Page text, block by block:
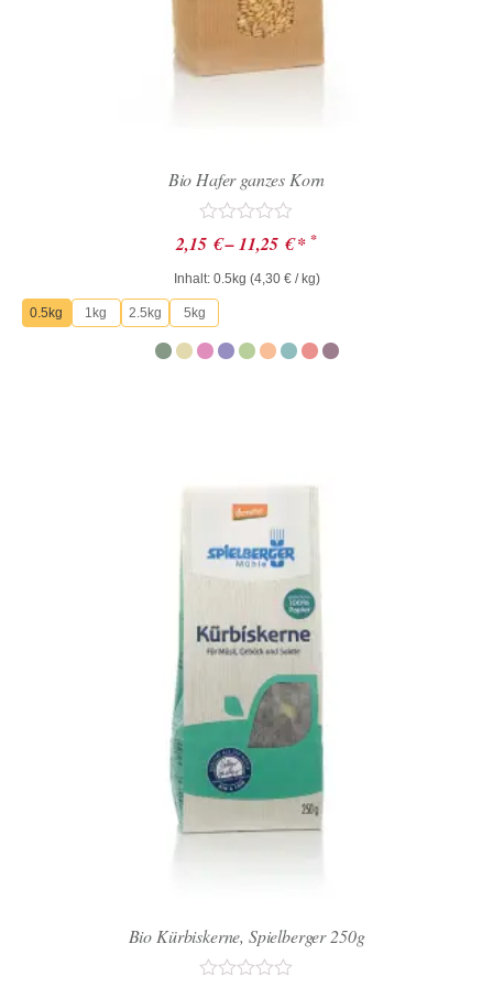
Bio Hafer ganzes Korn
Bewertet
mit
0
von
5
2,15 €–11,25 €* *
Inhalt: 0.5kg (4,30 €/ kg)
0.5kg 1kg 2.5kg 5kg
Bio Kürbiskerne, Spielberger 250g